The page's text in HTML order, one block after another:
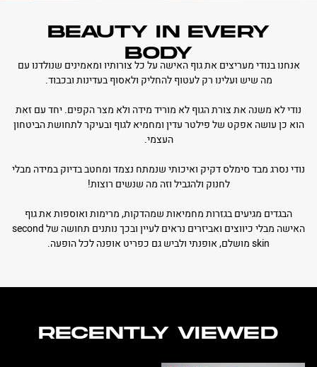
BEAUTY IN EVERY
BODY
אנחנו בנודי מעריצים את גוף האישה על כל צורותיו ומאמינים שנולדנו עם
מה שיש ועלינו רק לעטוף להחליק ולאסוף בעדינות ובכבוד.
נודי לא משנה את צורת הגוף לא מוריד מידה ולא מצר הקפים. יחד עם זאת
הוא כן עושה אפקט של פילטר עדין ומחמיא לגוף ובעיקר לתחושת הביטחון
העצמי.
נודי נסרג מבד סימלס דקיק ואיכותי שנמתח נצמד ומחטב בדיוק במידה מבלי
לחנוק ולהגביל וזה מה שנשים רוצות!
הבגדים מגיעים בגזרות מחמיאות שמהדקות, מרימות ואוספות את גוף
האישה מבלי כיווצים ואביזרים נראים לעיין ובכך נותנים תחושה של second
skin מושלם, אופנתי ולביש גם כפריט אופנה לכל הופעה.
RECENTLY VIEWED